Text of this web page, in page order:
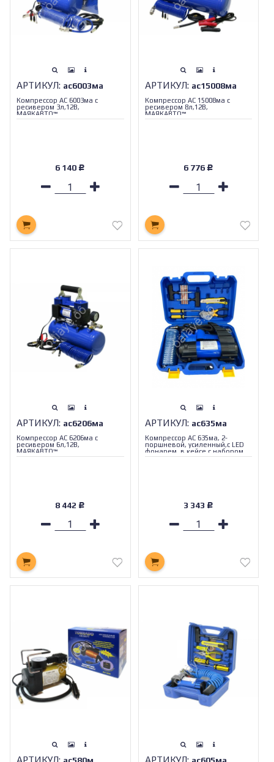
АРТИКУЛ: ас6003ма
Компрессор АС 6003ма с
ресивером 3л,12В,
МАЯКАВТО™_
6 140 Р
АРТИКУЛ: ас15008ма
Компрессор АС 15008ма с
ресивером 8л,12В,
МАЯКАВТО™_
6 776 Р
АРТИКУЛ: ас6206ма
Компрессор АС 6206ма с
ресивером 6л,12В,
МАЯКАВТО™_
8 442 Р
АРТИКУЛ: ас635ма
Компрессор АС 635ма, 2-
поршневой, усиленный,с LED
фонарем, в кейсе с набором
инструментов МАЯКАВТО™ 1/4_
3 343 Р